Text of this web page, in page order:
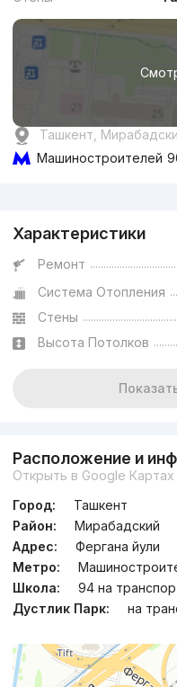
Ташкент,
Машиностроителей
Характеристики
Ремонт
Система Отопления
Стены
Высота Потолков
Расположение и
Открыть в Google Картах
Город:
Ташкент
Район:
Мирабадский
Адрес:
Фергана йули
Метро:
Школа:
94 на
Дустлик Парк:
на